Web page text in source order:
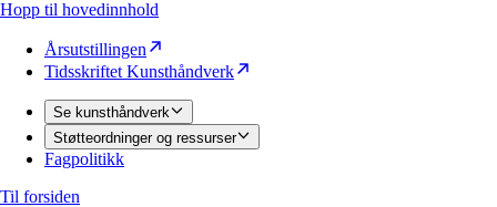
Hopp til hovedinnhold
Årsutstillingen
Tidsskriftet Kunsthåndverk
Se kunsthåndverk
Støtteordninger og ressurser
Fagpolitikk
Til forsiden